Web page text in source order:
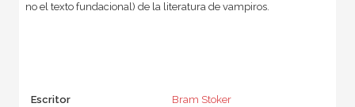
no el texto fundacional) de la literatura de vampiros.
Escritor
Bram Stoker